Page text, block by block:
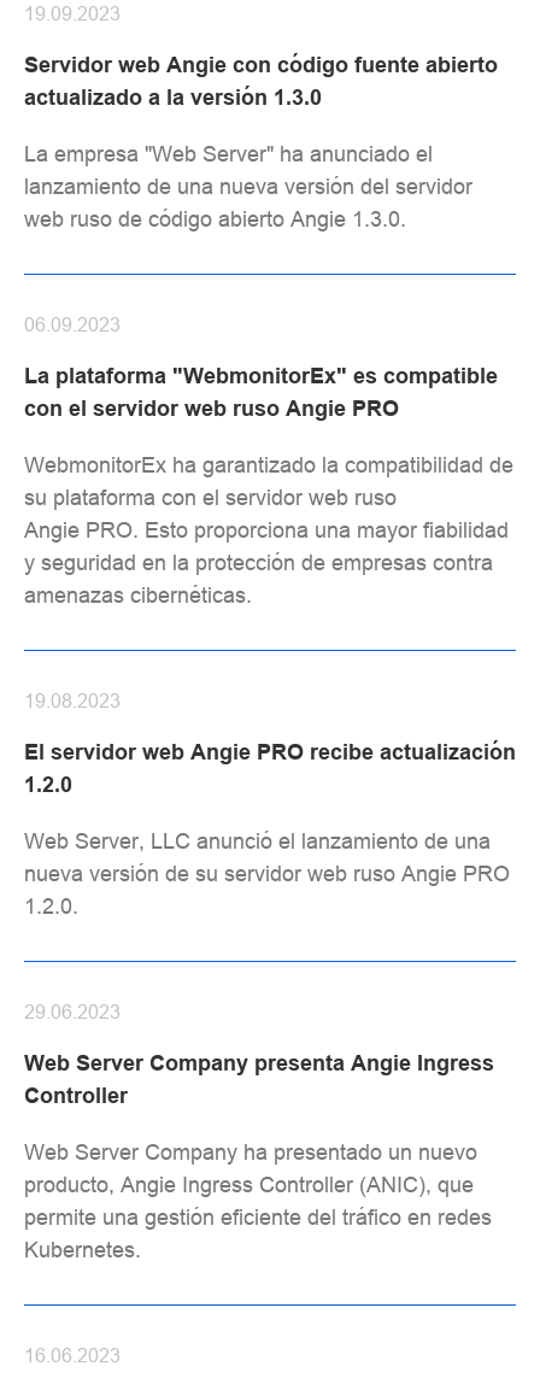
Servidor web Angie con código fuente abierto
actualizado a la versión 1.3.0
19.09.2023
La empresa "Web Server" ha anunciado el
lanzamiento de una nueva versión del servidor
web ruso de código abierto Angie 1.3.0.
La plataforma "WebmonitorEx" es compatible
con el servidor web ruso Angie PRO
06.09.2023
WebmonitorEx ha garantizado la compatibilidad de
su plataforma con el servidor web ruso
Angie PRO. Esto proporciona una mayor fiabilidad
y seguridad en la protección de empresas contra
amenazas cibernéticas.
El servidor web Angie PRO recibe actualización
1.2.0
19.08.2023
Web Server, LLC anunció el lanzamiento de una
nueva versión de su servidor web ruso Angie PRO
1.2.0.
Web Server Company presenta Angie Ingress
Controller
29.06.2023
Web Server Company ha presentado un nuevo
producto, Angie Ingress Controller (ANIC), que
permite una gestión eficiente del tráfico en redes
Kubernetes.
16.06.2023